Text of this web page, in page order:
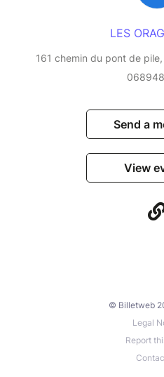
LES
161 chemin du pont de
Send a
View
© Billetweb
Legal
Report